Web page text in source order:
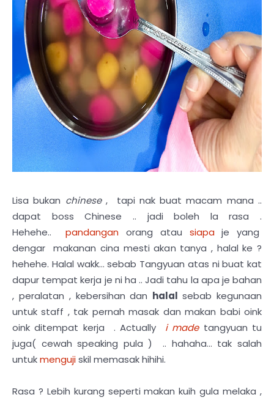
Lisa bukan chinese , tapi nak buat macam mana ..
dapat boss Chinese .. jadi boleh la rasa .
Hehehe..pandanganorang atau siapaje yang
dengar makanan cina mesti akan tanya , halal ke ?
hehehe. Halal wakk... sebab Tangyuan atas ni buat kat
dapur tempat kerja je ni ha .. Jadi tahu la apa je bahan
, peralatan , kebersihan dan halalsebab kegunaan
untuk staff , tak pernah masak dan makan babi oink
oink ditempat kerja . Actually i made tangyuan tu
juga( cewah speaking pula ) .. hahaha... tak salah
untukmengujiskil memasak hihihi.
Rasa ? Lebih kurang seperti makan kuih gula melaka ,